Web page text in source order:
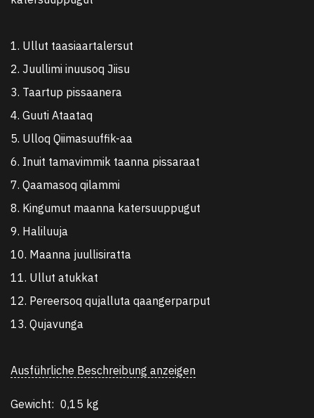
1. Ullut taasiaartalersut
2. Juullimi inuusoq Jiisu
3. Taartup pissaanera
4. Guuti Ataataq
5. Ulloq Qiimasuuffik-aa
6. Inuit tamavimmik taanna pissaraat
7. Qaamasoq qilammi
8. Kingumut maanna katersuuppugut
9. Haliluuja
10. Maanna juullisiratta
11. Ullut atukkat
12. Pereersoq qujalluta qaangerparput
13. Qujavunga
Ausführliche Beschreibung anzeigen
Gewicht: 0,15 kg